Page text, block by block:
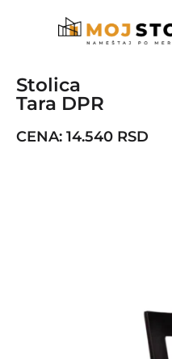
Stolica
Tara DPR
CENA: 14.540 RSD